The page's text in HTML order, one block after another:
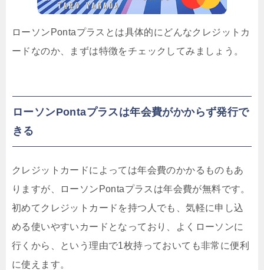
ローソンPontaプラスとは具体的にどんなクレジットカ
ードなのか、まずは特徴をチェックしてみましょう。
ローソンPontaプラスは年会費がかからず発行で
きる
クレジットカードによっては年会費のかかるものもあ
りますが、ローソンPontaプラスは年会費が無料です。
初めてクレジットカードを持つ人でも、気軽に申し込
める使いやすいカードとなっており、よくローソンに
行くから、という理由で1枚持っておいても非常に便利
に使えます。